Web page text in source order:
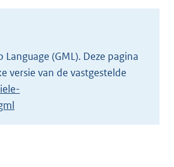
(GML). Deze pagina
versie van de vastgestelde